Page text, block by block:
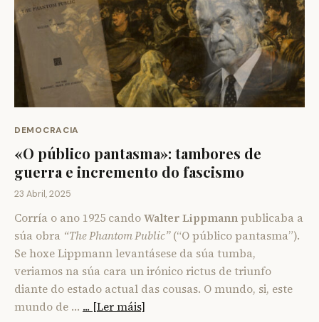
DEMOCRACIA
«O público pantasma»: tambores de
guerra e incremento do fascismo
23 Abril, 2025
Corría o ano 1925 candoWalter Lippmannpublicaba a
súa obra “The Phantom Public”(“O público pantasma”).
Se hoxe Lippmann levantásese da súa tumba,
veriamos na súa cara un irónico rictus de triunfo
diante do estado actual das cousas. O mundo, si, este
mundo de … ... [Ler máis]